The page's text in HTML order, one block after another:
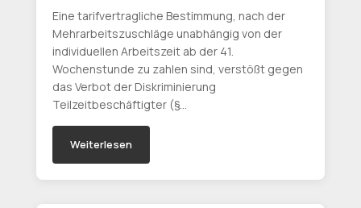
Eine tarifvertragliche Bestimmung, nach der
Mehrarbeitszuschläge unabhängig von der
individuellen Arbeitszeit ab der 41.
Wochenstunde zu zahlen sind, verstößt gegen
das Verbot der Diskriminierung
Teilzeitbeschäftigter (§…
Weiterlesen